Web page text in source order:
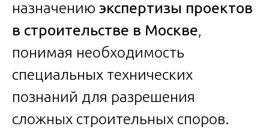
назначению экспертизы проектов
в строительстве в Москве,
понимая необходимость
специальных технических
познаний для разрешения
сложных строительных споров.